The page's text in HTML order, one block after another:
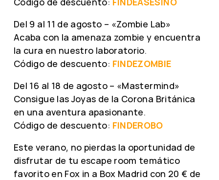
Del 9 al 11 de agosto – «Zombie Lab»
Acaba con la amenaza zombie y encuentra
la cura en nuestro laboratorio.
Código de descuento: FINDEZOMBIE
Del 16 al 18 de agosto – «Mastermind»
Consigue las Joyas de la Corona Británica
en una aventura apasionante.
Código de descuento: FINDEROBO
Este verano, no pierdas la oportunidad de
disfrutar de tu escape room temático
favorito en Fox in a Box Madrid con 20 € de